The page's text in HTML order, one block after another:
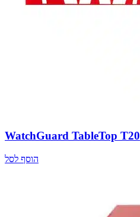
WatchGuard TableTop T20
הוסף לסל